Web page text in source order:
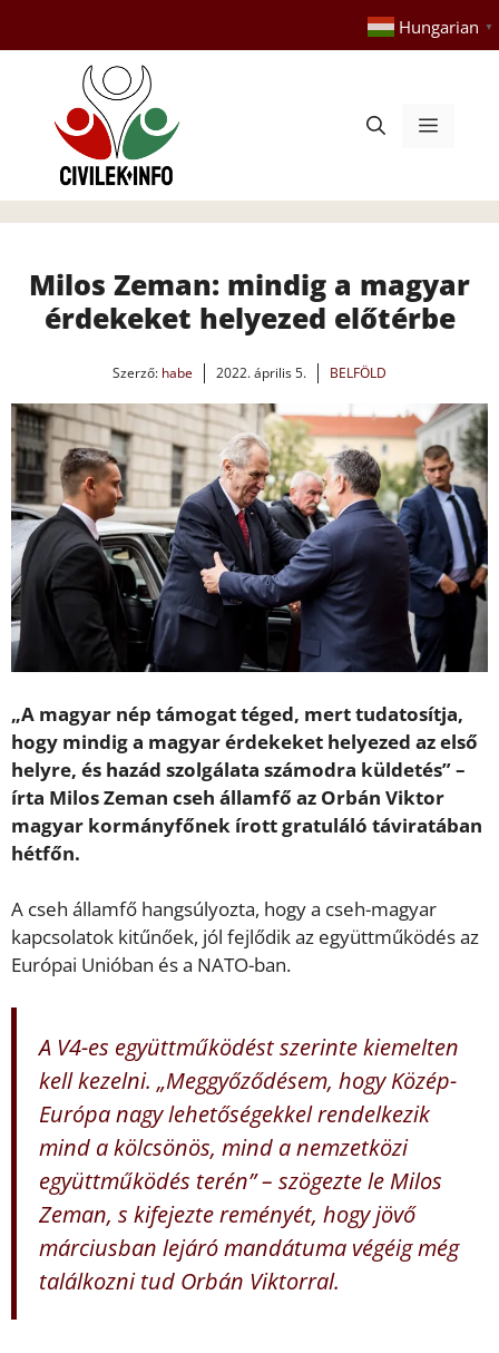
tartalomba
Hungarian ▼
Menü
Milos Zeman: mindig a magyar
érdekeket helyezed előtérbe
Szerző: habe 2022. április 5. BELFÖLD
„A magyar nép támogat téged, mert tudatosítja,
hogy mindig a magyar érdekeket helyezed az első
helyre, és hazád szolgálata számodra küldetés” –
írta Milos Zeman cseh államfő az Orbán Viktor
magyar kormányfőnek írott gratuláló táviratában
hétfőn.
A cseh államfő hangsúlyozta, hogy a cseh-magyar
kapcsolatok kitűnőek, jól fejlődik az együttműködés az
Európai Unióban és a NATO-ban.
A V4-es együttműködést szerinte kiemelten
kell kezelni. „Meggyőződésem, hogy Közép-
Európa nagy lehetőségekkel rendelkezik
mind a kölcsönös, mind a nemzetközi
együttműködés terén” – szögezte le Milos
Zeman, s kifejezte reményét, hogy jövő
márciusban lejáró mandátuma végéig még
találkozni tud Orbán Viktorral.